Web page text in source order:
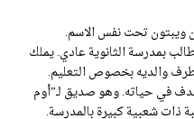
ويبتون تحت نفس الاسم.
بمدرسة الثانوية عادي. يملك
والديه بخصوص التعليم.
في حياته. وهو صديق لـ”أوم
شعبية كبيرة بالمدرسة.